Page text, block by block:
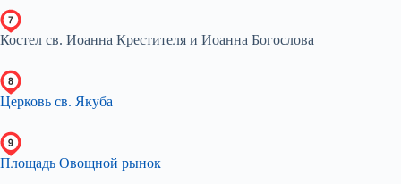
Костел cв. Иоанна Крестителя и Иоанна Богослова
Церковь св. Якуба
Площадь Овощной рынок